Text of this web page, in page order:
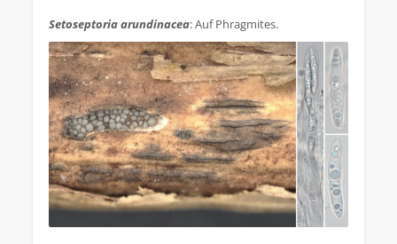
Setoseptoria arundinacea: Auf Phragmites.